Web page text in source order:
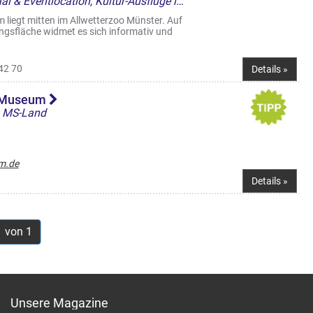
liegt mitten im Allwetterzoo Münster. Auf
widmet es sich informativ und
70 Details »
Land
Details »
von 1
Unsere Magazine